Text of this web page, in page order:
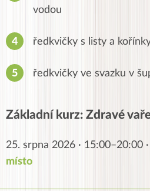
vodou
ředkvičky s listy a
ředkvičky ve svazku v
Základní kurz: Zdravé
25. srpna 2026 · 15:00–20:00
místo